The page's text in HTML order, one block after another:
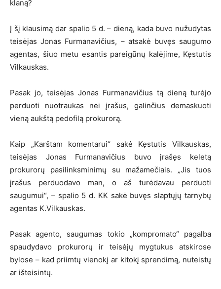
klaną?
Į šį klausimą dar spalio 5 d. – dieną, kada buvo nužudytas
teisėjas Jonas Furmanavičius, – atsakė buvęs saugumo
agentas, šiuo metu esantis pareigūnų kalėjime, Kęstutis
Vilkauskas.
Pasak jo, teisėjas Jonas Furmanavičius tą dieną turėjo
perduoti nuotraukas nei įrašus, galinčius demaskuoti
vieną aukštą pedofilą prokurorą.
Kaip „Karštam komentarui“ sakė Kęstutis Vilkauskas,
teisėjas Jonas Furmanavičius buvo įrašęs keletą
prokurorų pasilinksminimų su mažamečiais. „Jis tuos
įrašus perduodavo man, o aš turėdavau perduoti
saugumui“, – spalio 5 d. KK sakė buvęs slaptųjų tarnybų
agentas K.Vilkauskas.
Pasak agento, saugumas tokio „kompromato“ pagalba
spaudydavo prokurorų ir teisėjų mygtukus atskirose
bylose – kad priimtų vienokį ar kitokį sprendimą, nuteistų
ar išteisintų.